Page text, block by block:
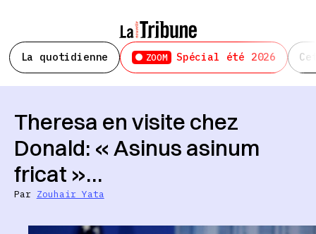
La quotidienne ZOOM Spécial été 2026
Theresa en visite chez
Donald: « Asinus asinum
fricat »…
Par Zouhair Yata